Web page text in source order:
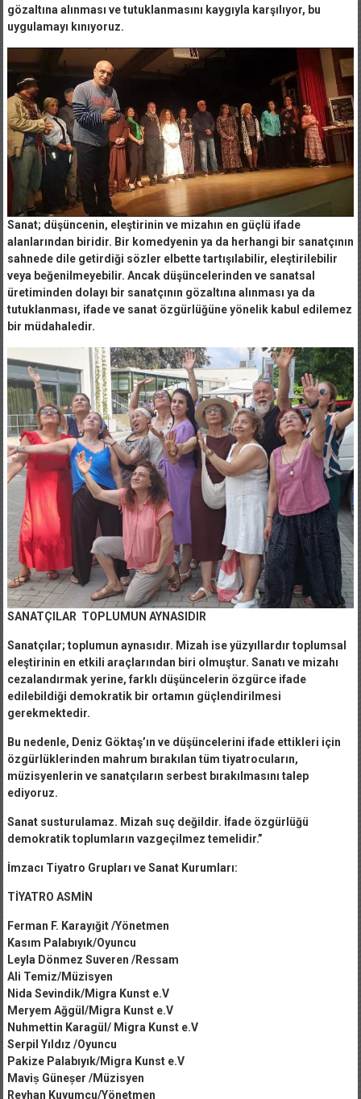
gözaltına alınması ve tutuklanmasını kaygıyla karşılıyor, bu
uygulamayı kınıyoruz.
Sanat; düşüncenin, eleştirinin ve mizahın en güçlü ifade
alanlarından biridir. Bir komedyenin ya da herhangi bir sanatçının
sahnede dile getirdiği sözler elbette tartışılabilir, eleştirilebilir
veya beğenilmeyebilir. Ancak düşüncelerinden ve sanatsal
üretiminden dolayı bir sanatçının gözaltına alınması ya da
tutuklanması, ifade ve sanat özgürlüğüne yönelik kabul edilemez
bir müdahaledir.
SANATÇILAR TOPLUMUN AYNASIDIR
Sanatçılar; toplumun aynasıdır. Mizah ise yüzyıllardır toplumsal
eleştirinin en etkili araçlarından biri olmuştur. Sanatı ve mizahı
cezalandırmak yerine, farklı düşüncelerin özgürce ifade
edilebildiği demokratik bir ortamın güçlendirilmesi
gerekmektedir.
Bu nedenle, Deniz Göktaş’ın ve düşüncelerini ifade ettikleri için
özgürlüklerinden mahrum bırakılan tüm tiyatrocuların,
müzisyenlerin ve sanatçıların serbest bırakılmasını talep
ediyoruz.
Sanat susturulamaz. Mizah suç değildir. İfade özgürlüğü
demokratik toplumların vazgeçilmez temelidir.”
İmzacı Tiyatro Grupları ve Sanat Kurumları:
TİYATRO ASMİN
Ferman F. Karayığit /Yönetmen
Kasım Palabıyık/Oyuncu
Leyla Dönmez Suveren /Ressam
Ali Temiz/Müzisyen
Nida Sevindik/Migra Kunst e.V
Meryem Ağgül/Migra Kunst e.V
Nuhmettin Karagül/ Migra Kunst e.V
Serpil Yıldız /Oyuncu
Pakize Palabıyık/Migra Kunst e.V
Maviṣ Güneșer /Müzisyen
Reyhan Kuyumcu/Yönetmen